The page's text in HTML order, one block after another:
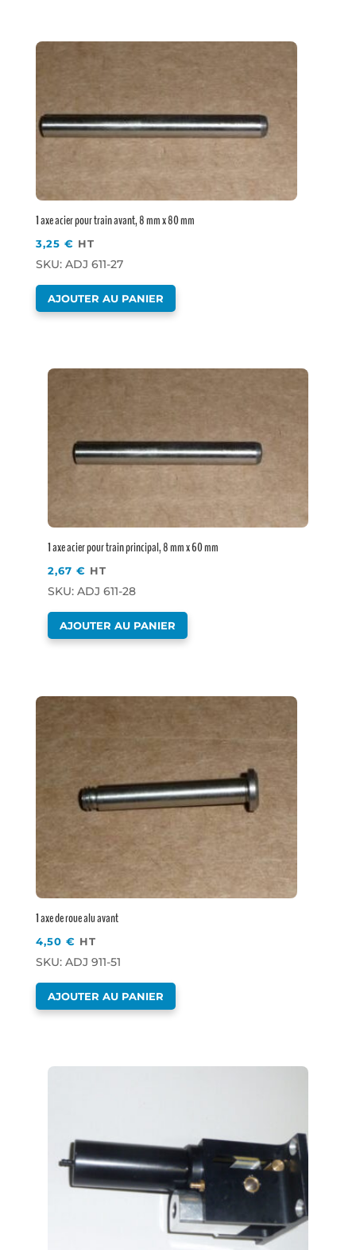
1 axe acier pour train avant, 8 mm x 80 mm
3,25€ HT
SKU: ADJ 611-27
AJOUTER AU PANIER
1 axe acier pour train principal, 8 mm x 60 mm
2,67 € HT
SKU: ADJ 611-28
AJOUTER AU PANIER
1 axe de roue alu avant
4,50€ HT
SKU: ADJ 911-51
AJOUTER AU PANIER